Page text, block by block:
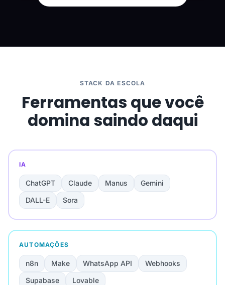
STACK DA ESCOLA
Ferramentas que você
domina saindo daqui
IA
ChatGPT Claude Manus
Gemini
DALL-E
Sora
AUTOMAÇÕES
n8n Make WhatsApp API
Webhooks
Supabase
Lovable